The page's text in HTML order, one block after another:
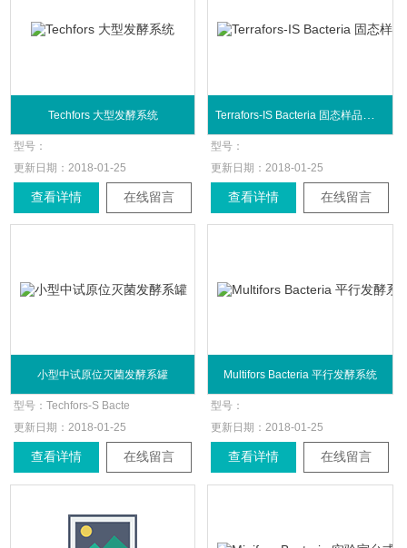
Techfors 大型发酵系统
型号：
更新日期： 2018-01-25
查看详情 在线留言
型号：
更新日期： 2018-01-25
查看详情 在线留言
小型中试原位灭菌发酵系罐
型号：Techfors-S Bacte
更新日期：2018-01-25
查看详情 在线留言
Multifors Bacteria 平行发酵系统
型号：
更新日期：2018-01-25
查看详情 在线留言